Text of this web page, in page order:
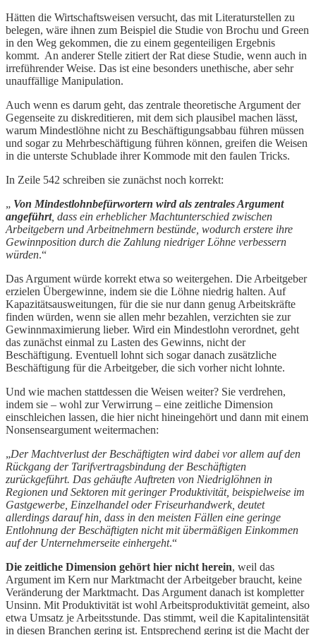
Hätten die Wirtschaftsweisen versucht, das mit Literaturstellen zu
belegen, wäre ihnen zum Beispiel die Studie von Brochu und Green
in den Weg gekommen, die zu einem gegenteiligen Ergebnis
kommt. An anderer Stelle zitiert der Rat diese Studie, wenn auch in
irreführender Weise. Das ist eine besonders unethische, aber sehr
unauffällige Manipulation.
Auch wenn es darum geht, das zentrale theoretische Argument der
Gegenseite zu diskreditieren, mit dem sich plausibel machen lässt,
warum Mindestlöhne nicht zu Beschäftigungsabbau führen müssen
und sogar zu Mehrbeschäftigung führen können, greifen die Weisen
in die unterste Schublade ihrer Kommode mit den faulen Tricks.
In Zeile 542 schreiben sie zunächst noch korrekt:
„ Von Mindestlohnbefürwortern wird als zentrales Argument
angeführt, dass ein erheblicher Machtunterschied zwischen
Arbeitgebern und Arbeitnehmern bestünde, wodurch erstere ihre
Gewinnposition durch die Zahlung niedriger Löhne verbessern
würden.“
Das Argument würde korrekt etwa so weitergehen. Die Arbeitgeber
erzielen Übergewinne, indem sie die Löhne niedrig halten. Auf
Kapazitätsausweitungen, für die sie nur dann genug Arbeitskräfte
finden würden, wenn sie allen mehr bezahlen, verzichten sie zur
Gewinnmaximierung lieber. Wird ein Mindestlohn verordnet, geht
das zunächst einmal zu Lasten des Gewinns, nicht der
Beschäftigung. Eventuell lohnt sich sogar danach zusätzliche
Beschäftigung für die Arbeitgeber, die sich vorher nicht lohnte.
Und wie machen stattdessen die Weisen weiter? Sie verdrehen,
indem sie – wohl zur Verwirrung – eine zeitliche Dimension
einschleichen lassen, die hier nicht hineingehört und dann mit einem
Nonsenseargument weitermachen:
„Der Machtverlust der Beschäftigten wird dabei vor allem auf den
Rückgang der Tarifvertragsbindung der Beschäftigten
zurückgeführt. Das gehäufte Auftreten von Niedriglöhnen in
Regionen und Sektoren mit geringer Produktivität, beispielweise im
Gastgewerbe, Einzelhandel oder Friseurhandwerk, deutet
allerdings darauf hin, dass in den meisten Fällen eine geringe
Entlohnung der Beschäftigten nicht mit übermäßigen Einkommen
auf der Unternehmerseite einhergeht.“
Die zeitliche Dimension gehört hier nicht herein, weil das
Argument im Kern nur Marktmacht der Arbeitgeber braucht, keine
Veränderung der Marktmacht. Das Argument danach ist kompletter
Unsinn. Mit Produktivität ist wohl Arbeitsproduktivität gemeint, also
etwa Umsatz je Arbeitsstunde. Das stimmt, weil die Kapitalintensität
in diesen Branchen gering ist. Entsprechend gering ist die Macht der